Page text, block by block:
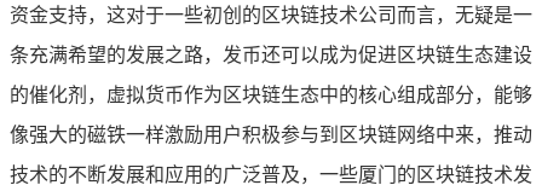
资金支持，这对于一些初创的区块链技术公司而言，无疑是一
条充满希望的发展之路，发币还可以成为促进区块链生态建设
的催化剂，虚拟货币作为区块链生态中的核心组成部分，能够
像强大的磁铁一样激励用户积极参与到区块链网络中来，推动
技术的不断发展和应用的广泛普及，一些厦门的区块链技术发